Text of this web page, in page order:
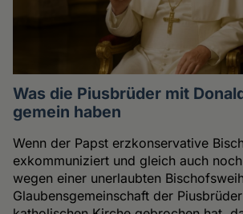
Was die Piusbrüder mit
gemein haben
Wenn der Papst erzkonservative
exkommuniziert und gleich auch
wegen einer unerlaubten
Glaubensgemeinschaft der